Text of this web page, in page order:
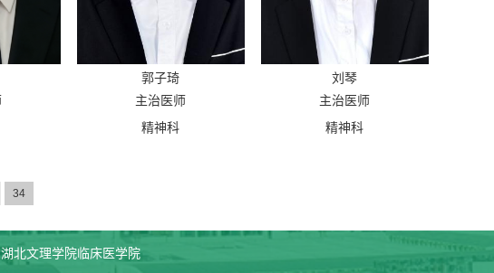
郭子琦
主治医师
精神科
刘琴
主治医师
精神科
34
湖北文理学院临床医学院